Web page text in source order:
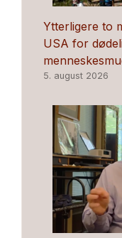
Ytterligere to
USA for
5. august 2026